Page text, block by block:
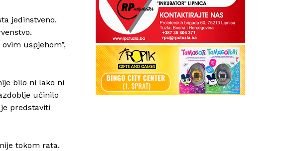
jedinstveno.
uspjehom”,
bilo ni lako ni
učinilo
predstaviti
tokom rata.